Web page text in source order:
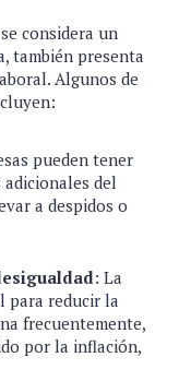
considera un
también presenta
Algunos de
pueden tener
del
a despidos o
: La
para reducir la
frecuentemente,
por la inflación,